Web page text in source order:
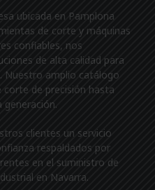
ubicada en Pamplona
de corte y máquinas
confiables, nos
de alta calidad para
Nuestro amplio catálogo
corte de precisión hasta
generación.
clientes un servicio
respaldados por
en el suministro de
en Navarra.